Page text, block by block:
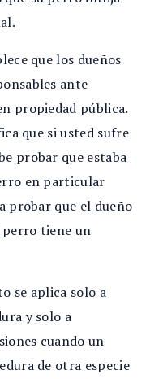
que los dueños
ante
propiedad pública.
que si usted sufre
probar que estaba
en particular
probar que el dueño
tiene un
se aplica solo a
y solo a
cuando un
de otra especie